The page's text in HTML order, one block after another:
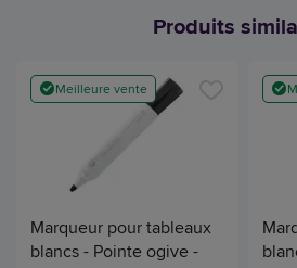
Produits
Meilleure vente
Marqueur pour tableaux
blancs - Pointe ogive -